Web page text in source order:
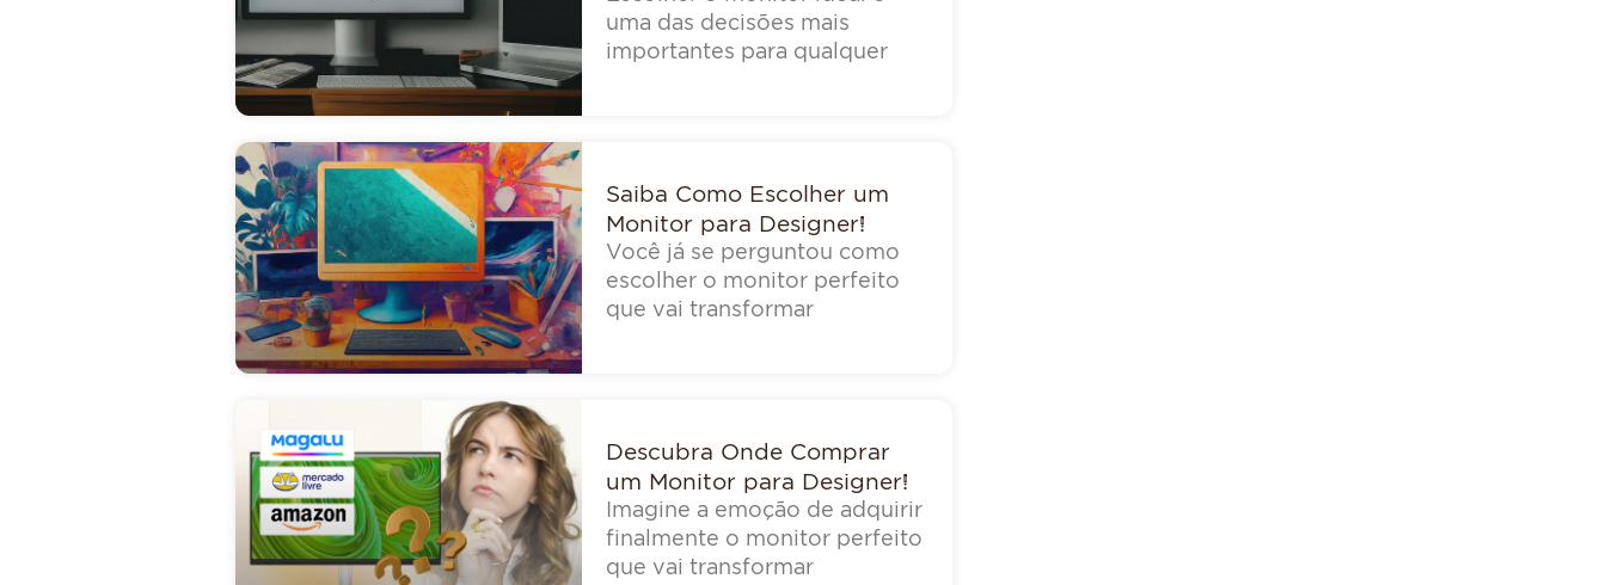
uma das decisões mais
importantes para qualquer
Saiba Como Escolher um
Monitor para Designer!
Você já se perguntou como
escolher o monitor perfeito
que vai transformar
Descubra Onde Comprar
um Monitor para Designer!
Imagine a emoção de adquirir
finalmente o monitor perfeito
que vai transformar